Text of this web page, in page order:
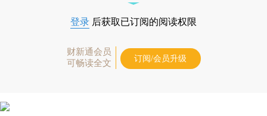
登录 后获取已订阅的阅读权限
财新通会员
可畅读全文
订阅/会员升级